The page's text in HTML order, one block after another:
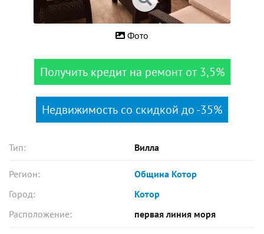
Фото
Получить кредит на ремонт от 3,5%
Недвижимость со скидкой до -35%
Тип: Вилла
Регион:
Община Котор
Город:
Котор
Расположение:
первая линия моря